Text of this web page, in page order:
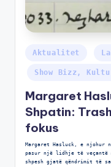
Aktualitet
Show Bizz,
Margaret
Shpatin:
fokus
Margaret Hasluck, e njohur
pasur një lidhje të
shpesh gjatë qëndrimit të